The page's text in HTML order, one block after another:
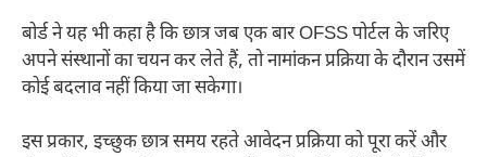
बोर्ड ने यह भी कहा है कि छात्र जब एक बार OFSS पोर्टल के जरिए
अपने संस्थानों का चयन कर लेते हैं, तो नामांकन प्रक्रिया के दौरान उसमें
कोई बदलाव नहीं किया जा सकेगा।
इस प्रकार, इच्छुक छात्र समय रहते आवेदन प्रक्रिया को पूरा करें और